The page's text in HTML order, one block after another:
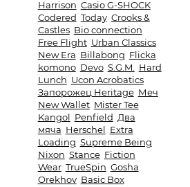
Harrison Casio G-SHOCK
Codered Today Crooks &
Castles Bio connection
Free Flight Urban Classics
New Era Billabong Flicka
komono Devo S.G.M.
Hard
Lunch Ucon Acrobatics
Запорожец Heritage Меч
New Wallet Mister Tee
Kangol Penfield Два
мяча Herschel Extra
Loading Supreme Being
Nixon Stance Fiction
Wear TrueSpin Gosha
Orekhov Basic Box